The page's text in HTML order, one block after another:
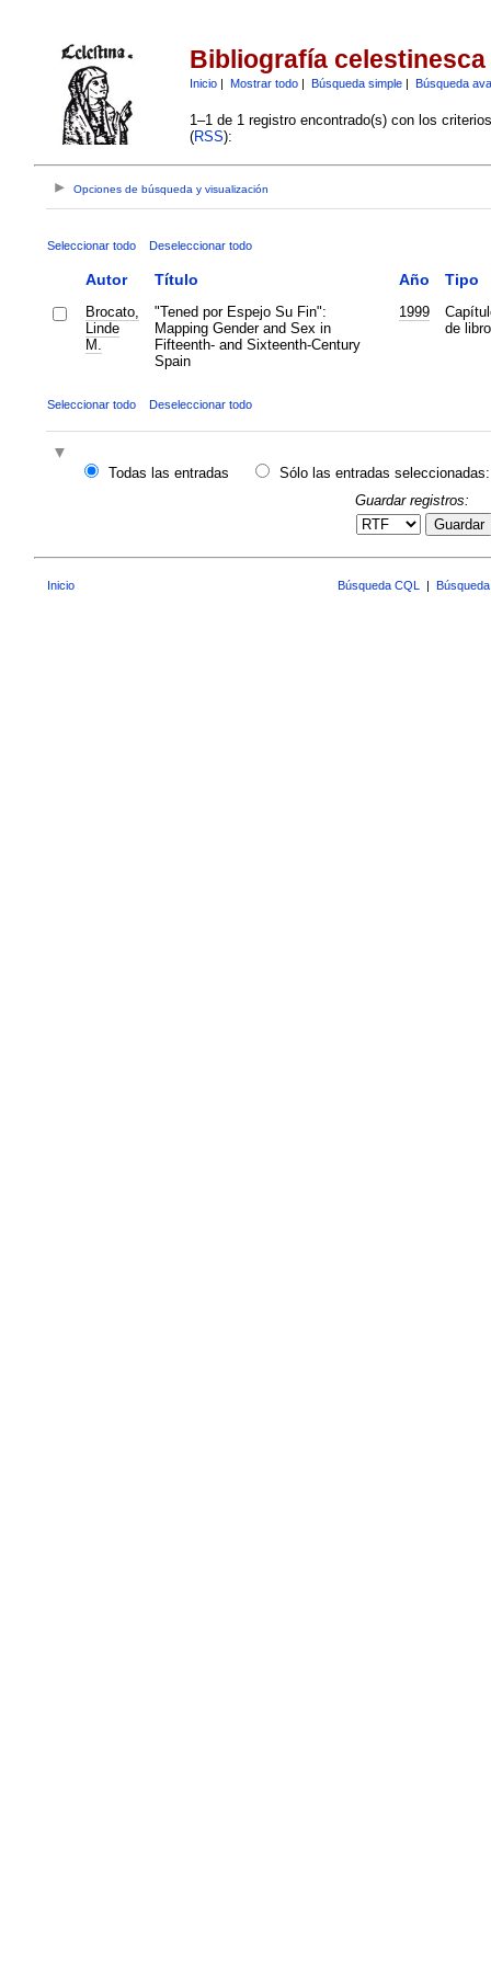
Bibliografía celestinesca
Inicio| Mostrar todo| Búsqueda simple| Búsqueda
1–1 de 1 registro encontrado(s) con los
(RSS):
Opciones de búsqueda y visualización
Seleccionar todo Deseleccionar todo
Autor Título Año Tipo
Brocato,
Linde
M.
"Tened por Espejo Su Fin":
Mapping Gender and Sex in
Fifteenth- and Sixteenth-Century
Spain
1999
de libro
Seleccionar todo Deseleccionar todo
Todas las entradas
Sólo las entradas seleccionadas:
Guardar registros:
Guardar
Inicio Búsqueda CQL